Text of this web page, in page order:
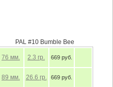
PAL #10 Bumble Bee
76 мм. 2.3 гр. 669 руб.
89 мм. 26.6 гр. 669 руб.